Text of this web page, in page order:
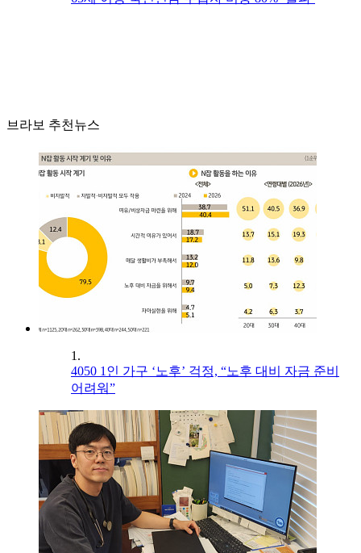
브라보 추천뉴스
1.
4050 1인 가구 ‘노후’ 걱정, “노후 대비 자금 준비
어려워”